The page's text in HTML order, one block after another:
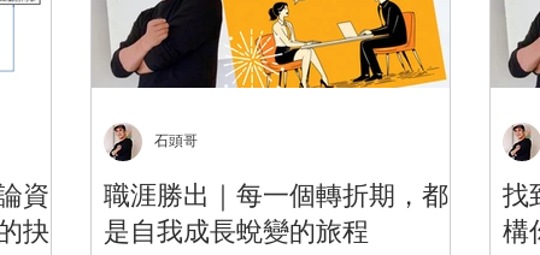
資
抉
職涯勝出｜每一個轉折期，都
是自我成長蛻變的旅程
石頭哥
找
構